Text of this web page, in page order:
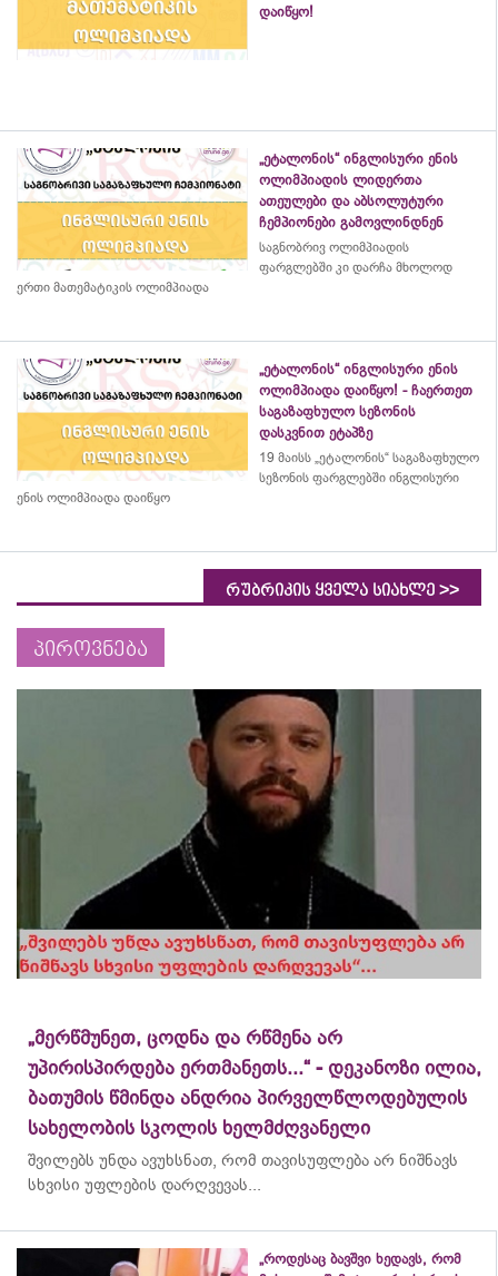
დაიწყო!
„ეტალონის“ ინგლისური ენის
ოლიმპიადის ლიდერთა
ათეულები და აბსოლუტური
ჩემპიონები გამოვლინდნენ
საგნობრივ ოლიმპიადის
ფარგლებში კი დარჩა მხოლოდ
ერთი მათემატიკის ოლიმპიადა
„ეტალონის“ ინგლისური ენის
ოლიმპიადა დაიწყო! - ჩაერთეთ
საგაზაფხულო სეზონის
დასკვნით ეტაპზე
19 მაისს „ეტალონის“ საგაზაფხულო
სეზონის ფარგლებში ინგლისური
ენის ოლიმპიადა დაიწყო
რუბრიკის ყველა სიახლე >>
პიროვნება
„მერწმუნეთ, ცოდნა და რწმენა არ
უპირისპირდება ერთმანეთს...“ - დეკანოზი ილია,
ბათუმის წმინდა ანდრია პირველწლოდებულის
სახელობის სკოლის ხელმძღვანელი
შვილებს უნდა ავუხსნათ, რომ თავისუფლება არ ნიშნავს
სხვისი უფლების დარღვევას...
„როდესაც ბავშვი ხედავს, რომ